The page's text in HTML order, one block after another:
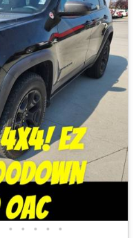
• • • • •